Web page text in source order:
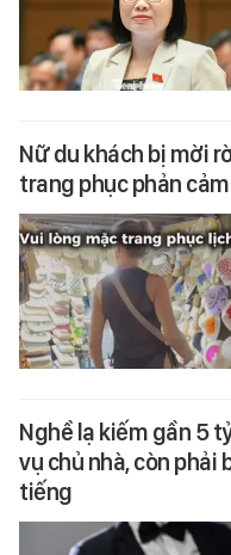
Nữ du khách bị mời
trang phục phản cảm
Nghề lạ kiếm gần 5
vụ chủ nhà, còn phải
tiếng